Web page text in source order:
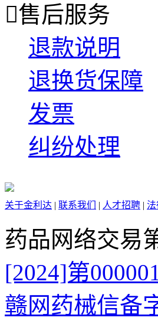
售后服务
退款说明
退换货保障
发票
纠纷处理
关于金利达 | 联系我们 | 人才招聘 | 法
药品网络交易
[2024]第
赣网药械信备